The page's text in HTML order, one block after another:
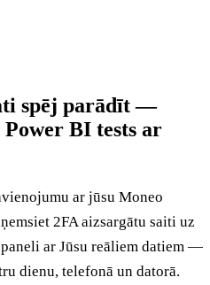
spēj parādīt —
Power BI tests ar
ar jūsu Moneo
2FA aizsargātu saiti uz
ar Jūsu reāliem datiem —
dienu, telefonā un datorā.